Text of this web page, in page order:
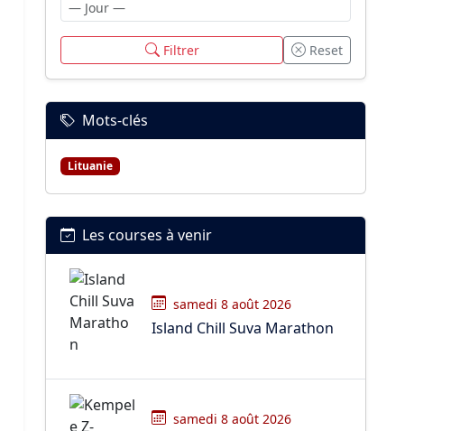
Filtrer Reset
Mots-clés
Lituanie
Les courses à venir
samedi 8 août 2026
Island Chill Suva Marathon
samedi 8 août 2026